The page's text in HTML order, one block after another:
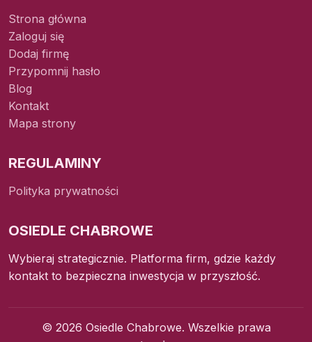
Strona główna
Zaloguj się
Dodaj firmę
Przypomnij hasło
Blog
Kontakt
Mapa strony
REGULAMINY
Polityka prywatności
OSIEDLE CHABROWE
Wybieraj strategicznie. Platforma firm, gdzie każdy
kontakt to bezpieczna inwestycja w przyszłość.
© 2026 Osiedle Chabrowe. Wszelkie prawa